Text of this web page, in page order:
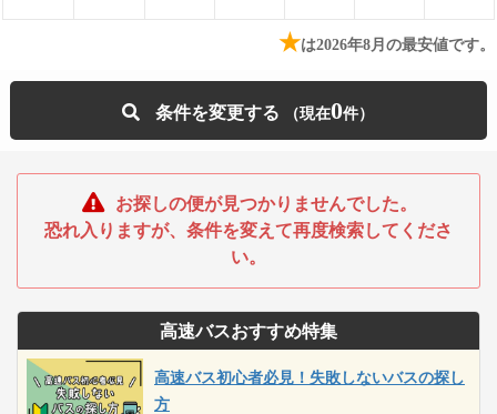
★は2026年8月の最安値です。
条件を変更する 0
お探しの便が見つかりませんでした。
恐れ入りますが、条件を変えて再度検索してくださ
い。
高速バスおすすめ特集
高速バス初心者必見！失敗しないバスの探し
方